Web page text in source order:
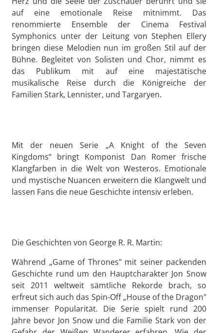
auf eine emotionale Reise mitnimmt. Das
renommierte Ensemble der Cinema Festival
Symphonics unter der Leitung von Stephen Ellery
bringen diese Melodien nun im großen Stil auf der
Bühne. Begleitet von Solisten und Chor, nimmt es
das Publikum mit auf eine majestätische
musikalische Reise durch die Königreiche der
Familien Stark, Lennister, und Targaryen.
Mit der neuen Serie „A Knight of the Seven
Kingdoms“ bringt Komponist Dan Romer frische
Klangfarben in die Welt von Westeros. Emotionale
und mystische Nuancen erweitern die Klangwelt und
lassen Fans die neue Geschichte intensiv erleben.
Die Geschichten von George R. R. Martin:
Während „Game of Thrones" mit seiner packenden
Geschichte rund um den Hauptcharakter Jon Snow
seit 2011 weltweit sämtliche Rekorde brach, so
erfreut sich auch das Spin-Off „House of the Dragon"
immenser Popularität. Die Serie spielt rund 200
Jahre bevor Jon Snow und die Familie Stark von der